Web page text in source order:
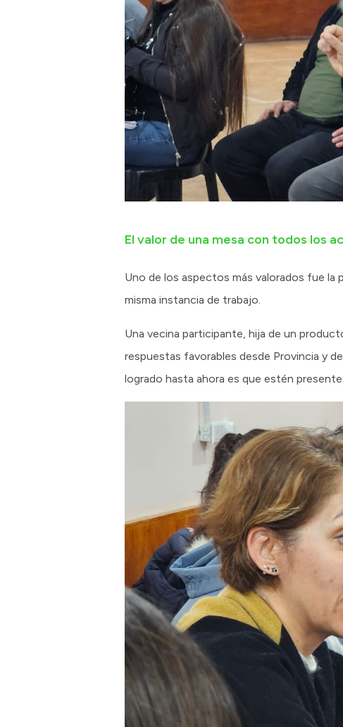
El valor de una mesa con todos los
Uno de los aspectos más valorados fue la
misma instancia de trabajo.
Una vecina participante, hija de un
respuestas favorables desde Provincia y
logrado hasta ahora es que estén